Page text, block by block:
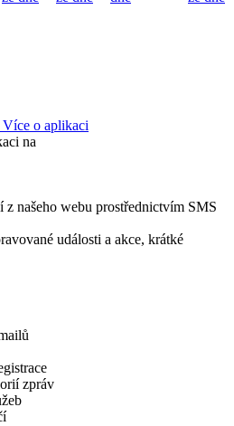
Více o aplikaci
na
z našeho webu prostřednictvím SMS
události a akce, krátké
zpráv